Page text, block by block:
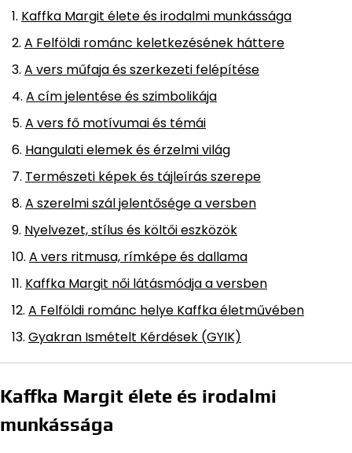
Kaffka Margit élete és irodalmi munkássága
A Felföldi románc keletkezésének háttere
A vers műfaja és szerkezeti felépítése
A cím jelentése és szimbolikája
A vers fő motívumai és témái
Hangulati elemek és érzelmi világ
Természeti képek és tájleírás szerepe
A szerelmi szál jelentősége a versben
Nyelvezet, stílus és költői eszközök
A vers ritmusa, rímképe és dallama
Kaffka Margit női látásmódja a versben
A Felföldi románc helye Kaffka életművében
Gyakran Ismételt Kérdések (GYIK)
Kaffka Margit élete és irodalmi
munkássága